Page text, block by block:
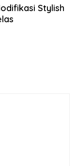
Stylish